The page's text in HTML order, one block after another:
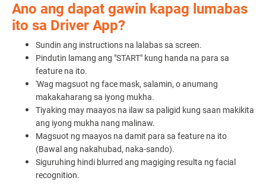
Ano ang dapat gawin kapag lumabas
ito sa Driver App?
Sundin ang instructions na lalabas sa screen.
Pindutin lamang ang "START" kung handa na para sa
feature na ito.
'Wag magsuot ng face mask, salamin, o anumang
makakaharang sa iyong mukha.
Tiyaking may maayos na ilaw sa paligid kung saan makikita
ang iyong mukha nang malinaw.
Magsuot ng maayos na damit para sa feature na ito
(Bawal ang nakahubad, naka-sando).
Siguruhing hindi blurred ang magiging resulta ng facial
recognition.